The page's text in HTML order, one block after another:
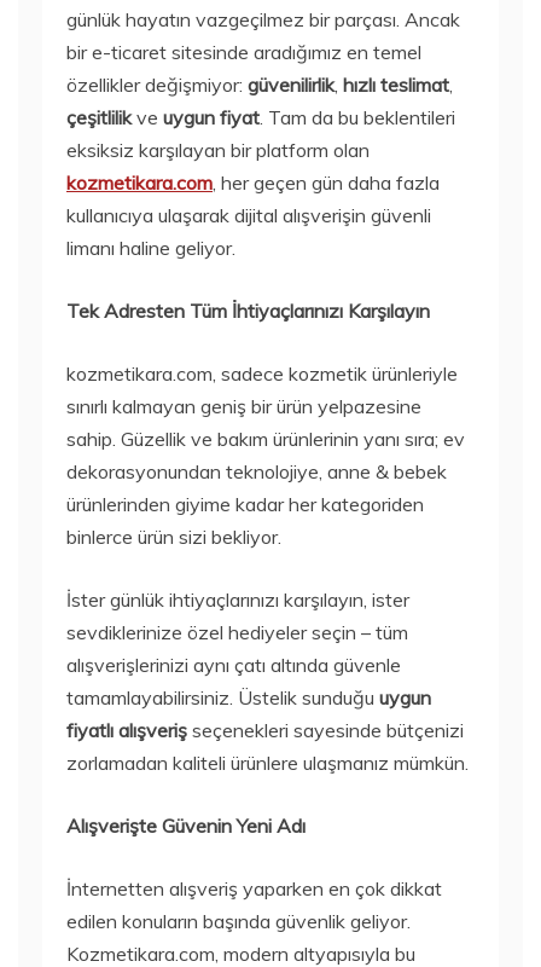
günlük hayatın vazgeçilmez bir parçası. Ancak
bir e-ticaret sitesinde aradığımız en temel
özellikler değişmiyor: güvenilirlik, hızlı teslimat
çeşitlilikve uygun fiyat . Tam da bu beklentileri
eksiksiz karşılayan bir platform olan
kozmetikara.com , her geçen gün daha fazla
kullanıcıya ulaşarak dijital alışverişin güvenli
limanı haline geliyor.
Tek Adresten Tüm İhtiyaçlarınızı Karşılayın
kozmetikara.com, sadece kozmetik ürünleriyle
sınırlı kalmayan geniş bir ürün yelpazesine
sahip. Güzellik ve bakım ürünlerinin yanı sıra; ev
dekorasyonundan teknolojiye, anne & bebek
ürünlerinden giyime kadar her kategoriden
binlerce ürün sizi bekliyor.
İster günlük ihtiyaçlarınızı karşılayın, ister
sevdiklerinize özel hediyeler seçin – tüm
alışverişlerinizi aynı çatı altında güvenle
tamamlayabilirsiniz. Üstelik sunduğu uygun
fiyatlı alışveriş seçenekleri sayesinde bütçenizi
zorlamadan kaliteli ürünlere ulaşmanız mümkün.
Alışverişte Güvenin Yeni Adı
İnternetten alışveriş yaparken en çok dikkat
edilen konuların başında güvenlik geliyor.
Kozmetikara.com, modern altyapısıyla bu